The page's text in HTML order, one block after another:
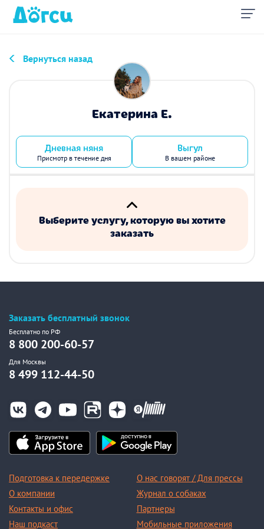
Вернуться назад
Екатерина Е.
Дневная няня
Присмотр в течение дня
Выгул
В вашем районе
Выберите услугу, которую вы хотите
заказать
Заказать бесплатный звонок
Бесплатно по РФ
8 800 200-60-57
Для Москвы
8 499 112-44-50
Подготовка к передержке
О компании
Контакты и офис
Наш подкаст
О нас говорят / Для прессы
Журнал о собаках
Партнеры
Мобильные приложения